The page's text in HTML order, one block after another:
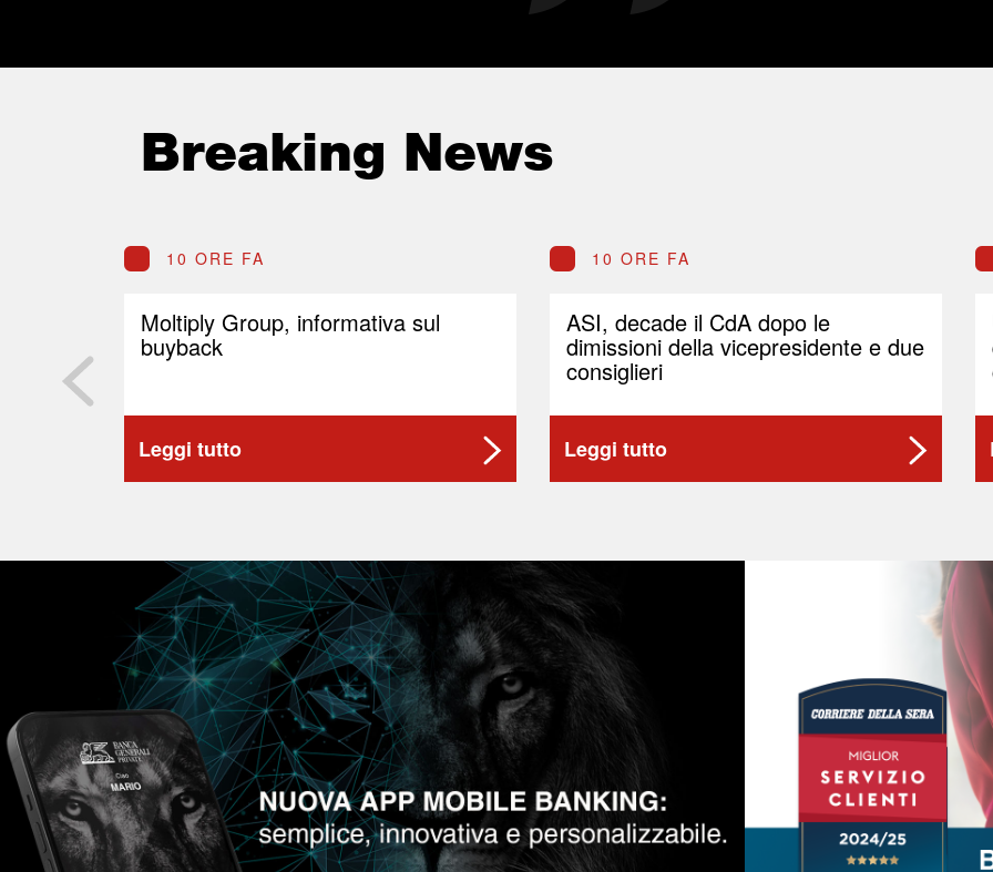
Breaking News
10 ORE FA
Moltiply Group, informativa sul
buyback
Leggi tutto
10 ORE FA
ASI, decade il CdA dopo le
dimissioni della vicepresidente e due
consiglieri
Leggi tutto